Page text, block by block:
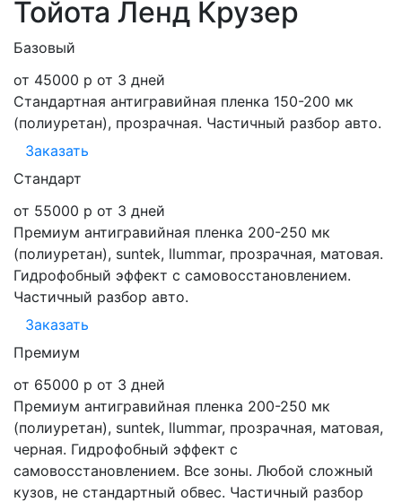
Тойота Ленд Крузер
Базовый
от 45000 р от 3 дней
Стандартная антигравийная пленка 150-200 мк
(полиуретан), прозрачная. Частичный разбор авто.
Заказать
Стандарт
от 55000 р от 3 дней
Премиум антигравийная пленка 200-250 мк
(полиуретан), suntek, llummar, прозрачная, матовая.
Гидрофобный эффект с самовосстановлением.
Частичный разбор авто.
Заказать
Премиум
от 65000 р от 3 дней
Премиум антигравийная пленка 200-250 мк
(полиуретан), suntek, llummar, прозрачная, матовая,
черная. Гидрофобный эффект с
самовосстановлением. Все зоны. Любой сложный
кузов, не стандартный обвес. Частичный разбор